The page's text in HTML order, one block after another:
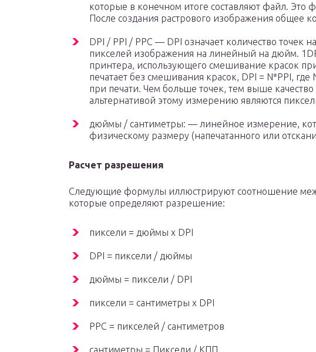
которые в конечном итоге составляют файл. Это
После создания растрового изображения общее
DPI / PPI / PPC — DPI означает количество точек
пикселей изображения на линейный на дюйм.
принтера, использующего смешивание красок
печатает без смешивания красок, DPI = N*PPI,
при печати. Чем больше точек, тем выше
альтернативой этому измерению являются
дюймы / сантиметры: — линейное измерение,
физическому размеру (напечатанного или
Расчет разрешения
Следующие формулы иллюстрируют соотношение
которые определяют разрешение:
пиксели = дюймы x DPI
DPI = пиксели / дюймы
дюймы = пиксели / DPI
пиксели = сантиметры x DPI
PPC = пикселей / сантиметров
сантиметры = Пиксели / КПП